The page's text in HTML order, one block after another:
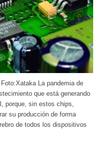
La pandemia de
que está generando
porque, sin estos chips,
su producción de forma
de todos los dispositivos